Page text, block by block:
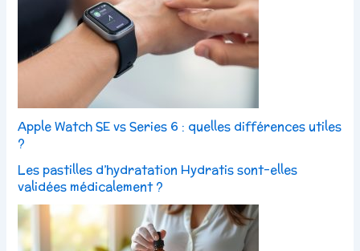
Apple Watch SE vs Series 6 : quelles différences utiles
?
Les pastilles d’hydratation Hydratis sont-elles
validées médicalement ?